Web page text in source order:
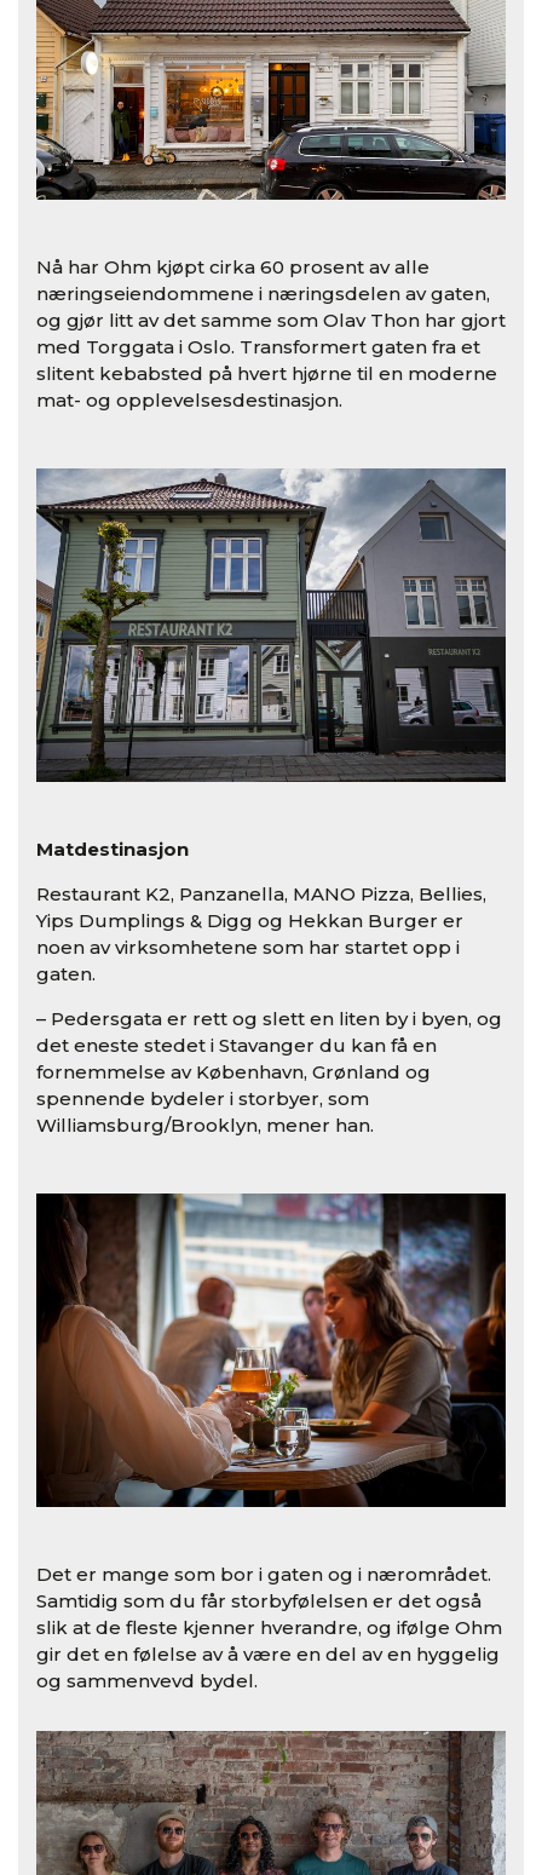
Nå har Ohm kjøpt cirka 60 prosent av alle
næringseiendommene i næringsdelen av gaten,
og gjør litt av det samme som Olav Thon har gjort
med Torggata i Oslo. Transformert gaten fra et
slitent kebabsted på hvert hjørne til en moderne
mat- og opplevelsesdestinasjon.
Matdestinasjon
Restaurant K2, Panzanella, MANO Pizza, Bellies,
Yips Dumplings & Digg og Hekkan Burger er
noen av virksomhetene som har startet opp i
gaten.
– Pedersgata er rett og slett en liten by i byen, og
det eneste stedet i Stavanger du kan få en
fornemmelse av København, Grønland og
spennende bydeler i storbyer, som
Williamsburg/Brooklyn, mener han.
Det er mange som bor i gaten og i nærområdet.
Samtidig som du får storbyfølelsen er det også
slik at de fleste kjenner hverandre, og ifølge Ohm
gir det en følelse av å være en del av en hyggelig
og sammenvevd bydel.